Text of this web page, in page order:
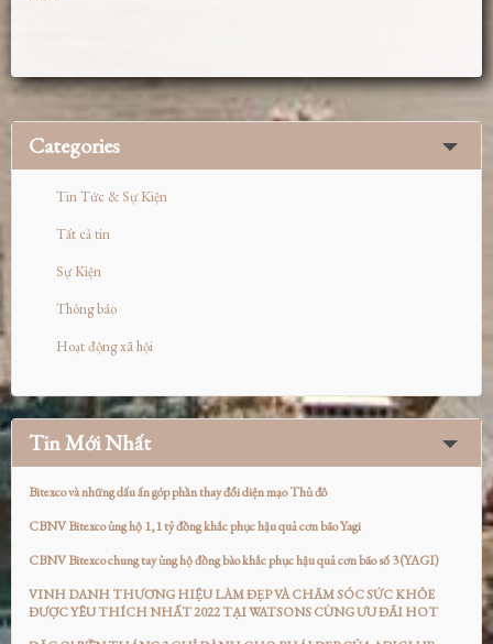
Categories
Tin Tức & Sự Kiện
Tất cả tin
Sự Kiện
Thông báo
Hoạt động xã hội
Tin Mới Nhất
Bitexco và những dấu ấn góp phần thay đổi diện mạo Thủ đô
CBNV Bitexco ủng hộ 1,1 tỷ đồng khắc phục hậu quả cơn bão Yagi
CBNV Bitexco chung tay ủng hộ đồng bào khắc phục hậu quả cơn bão số 3 (YAGI)
VINH DANH THƯƠNG HIỆU LÀM ĐẸP VÀ CHĂM SÓC SỨC KHỎE
ĐƯỢC YÊU THÍCH NHẤT 2022 TẠI WATSONS CÙNG ƯU ĐÃI HOT